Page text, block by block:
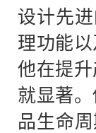
设计先
理功能以
他在提
就显著
品生命